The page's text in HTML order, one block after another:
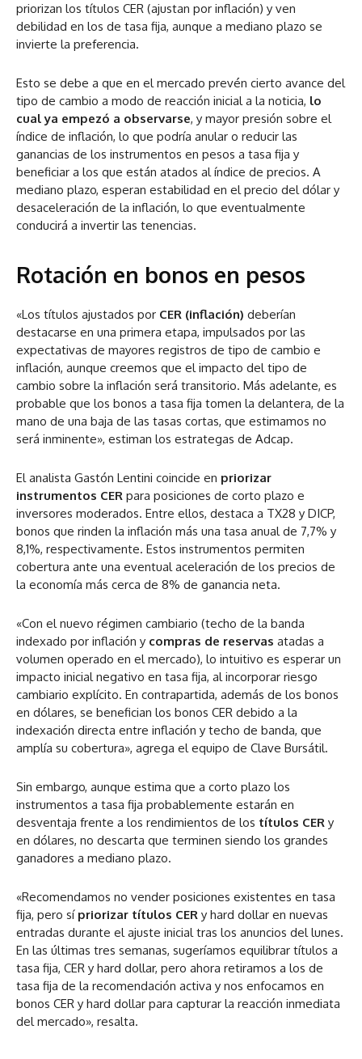
priorizan los títulos CER (ajustan por inflación) y ven
debilidad en los de tasa fija, aunque a mediano plazo se
invierte la preferencia.
Esto se debe a que en el mercado prevén cierto avance del
tipo de cambio a modo de reacción inicial a la noticia, lo
cual ya empezó a observarse, y mayor presión sobre el
índice de inflación, lo que podría anular o reducir las
ganancias de los instrumentos en pesos a tasa fija y
beneficiar a los que están atados al índice de precios. A
mediano plazo, esperan estabilidad en el precio del dólar y
desaceleración de la inflación, lo que eventualmente
conducirá a invertir las tenencias.
Rotación en bonos en pesos
«Los títulos ajustados por CER (inflación) deberían
destacarse en una primera etapa, impulsados por las
expectativas de mayores registros de tipo de cambio e
inflación, aunque creemos que el impacto del tipo de
cambio sobre la inflación será transitorio. Más adelante, es
probable que los bonos a tasa fija tomen la delantera, de la
mano de una baja de las tasas cortas, que estimamos no
será inminente», estiman los estrategas de Adcap.
El analista Gastón Lentini coincide en priorizar
instrumentos CER para posiciones de corto plazo e
inversores moderados. Entre ellos, destaca a TX28 y DICP,
bonos que rinden la inflación más una tasa anual de 7,7% y
8,1%, respectivamente. Estos instrumentos permiten
cobertura ante una eventual aceleración de los precios de
la economía más cerca de 8% de ganancia neta.
«Con el nuevo régimen cambiario (techo de la banda
indexado por inflación y compras de reservas atadas a
volumen operado en el mercado), lo intuitivo es esperar un
impacto inicial negativo en tasa fija, al incorporar riesgo
cambiario explícito. En contrapartida, además de los bonos
en dólares, se benefician los bonos CER debido a la
indexación directa entre inflación y techo de banda, que
amplía su cobertura», agrega el equipo de Clave Bursátil.
Sin embargo, aunque estima que a corto plazo los
instrumentos a tasa fija probablemente estarán en
desventaja frente a los rendimientos de los títulos CER y
en dólares, no descarta que terminen siendo los grandes
ganadores a mediano plazo.
«Recomendamos no vender posiciones existentes en tasa
fija, pero sí priorizar títulos CER y hard dollar en nuevas
entradas durante el ajuste inicial tras los anuncios del lunes.
En las últimas tres semanas, sugeríamos equilibrar títulos a
tasa fija, CER y hard dollar, pero ahora retiramos a los de
tasa fija de la recomendación activa y nos enfocamos en
bonos CER y hard dollar para capturar la reacción inmediata
del mercado», resalta.